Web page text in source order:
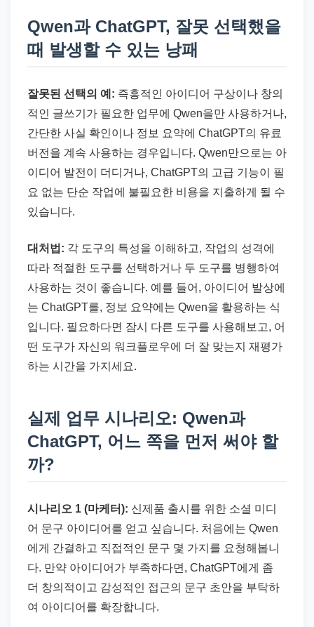
Qwen과 ChatGPT, 잘못 선택했을
때 발생할 수 있는 낭패
잘못된 선택의 예: 즉흥적인 아이디어 구상이나 창의
적인 글쓰기가 필요한 업무에 Qwen을만 사용하거나,
간단한 사실 확인이나 정보 요약에 ChatGPT의 유료
버전을 계속 사용하는 경우입니다. Qwen만으로는 아
이디어 발전이 더디거나, ChatGPT의 고급 기능이 필
요 없는 단순 작업에 불필요한 비용을 지출하게 될 수
있습니다.
대처법: 각 도구의 특성을 이해하고, 작업의 성격에
따라 적절한 도구를 선택하거나 두 도구를 병행하여
사용하는 것이 좋습니다. 예를 들어, 아이디어 발상에
는 ChatGPT를, 정보 요약에는 Qwen을 활용하는 식
입니다. 필요하다면 잠시 다른 도구를 사용해보고, 어
떤 도구가 자신의 워크플로우에 더 잘 맞는지 재평가
하는 시간을 가지세요.
실제 업무 시나리오: Qwen과
ChatGPT, 어느 쪽을 먼저 써야 할
까?
시나리오 1 (마케터): 신제품 출시를 위한 소셜 미디
어 문구 아이디어를 얻고 싶습니다. 처음에는 Qwen
에게 간결하고 직접적인 문구 몇 가지를 요청해봅니
다. 만약 아이디어가 부족하다면, ChatGPT에게 좀
더 창의적이고 감성적인 접근의 문구 초안을 부탁하
여 아이디어를 확장합니다.